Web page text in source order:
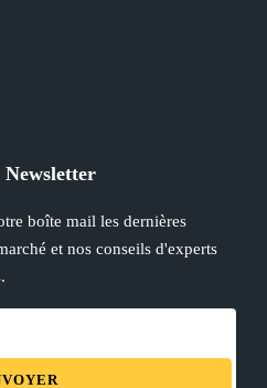
Newsletter
boîte mail les dernières
et nos conseils d'experts